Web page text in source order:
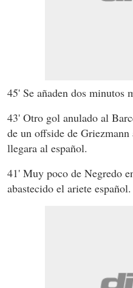
45' Se añaden dos minutos
43' Otro gol anulado al
de un offside de
llegara al español.
41' Muy poco de Negredo
abastecido el ariete español.